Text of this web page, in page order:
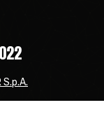
S.p.A.